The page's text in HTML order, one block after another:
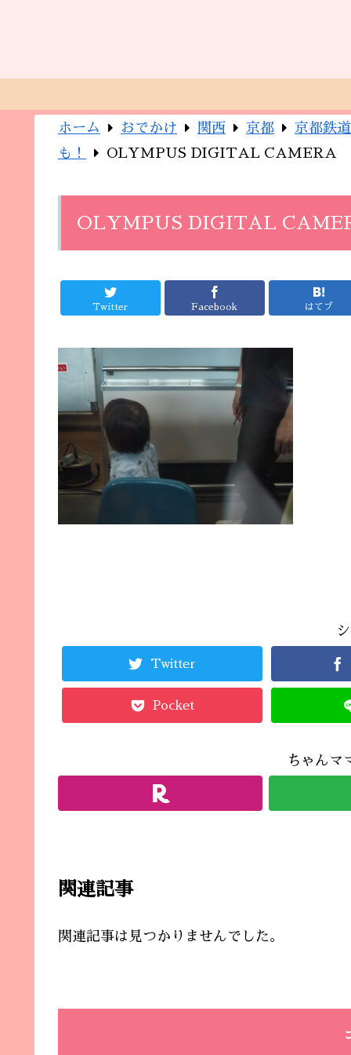
ホーム おでかけ 関西 京都
京都鉄
も！
OLYMPUS DIGITAL CAMERA
OLYMPUS DIGITAL
Twitter Facebook はてブ
Twitter
Pocket
ちゃんマ
関連記事
関連記事は見つかりませんでした。